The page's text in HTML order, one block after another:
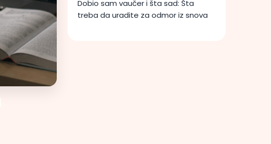
Dobio sam vaučer i šta sad: Šta
treba da uradite za odmor iz snova